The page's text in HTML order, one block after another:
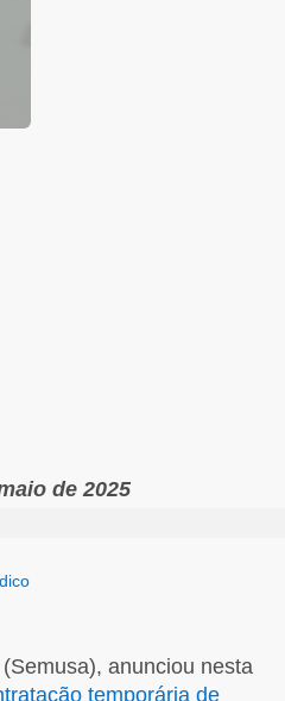
de 2025
anunciou nesta
temporária de